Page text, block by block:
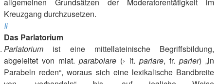
Kreuzgang durchzusetzen.
#
Das Parlatorium
Parlatorium ist eine mittellateinische Begriffsbildung,
abgeleitet von mlat.parabolare (› it. parlare, fr. parler) „in
Parabeln reden“, woraus sich eine lexikalische Bandbreite